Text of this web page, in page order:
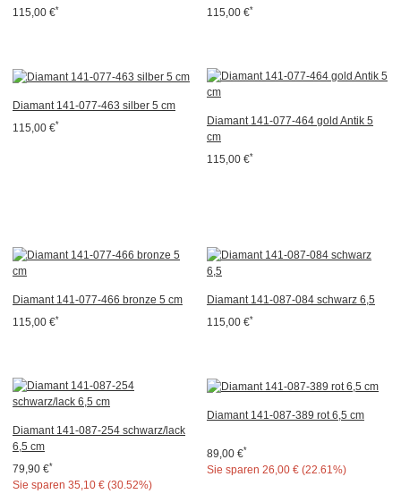
115,00 €*
115,00 €*
Diamant 141-077-463 silber 5 cm
115,00 €*
Diamant 141-077-464 gold Antik 5
cm
115,00 €*
Diamant 141-077-466 bronze 5 cm
115,00 €*
Diamant 141-087-084 schwarz 6,5
115,00 €*
Diamant 141-087-254 schwarz/lack
6,5 cm
79,90 €*
Sie sparen 35,10 € (30.52%)
Diamant 141-087-389 rot 6,5 cm
89,00 €*
Sie sparen 26,00 € (22.61%)